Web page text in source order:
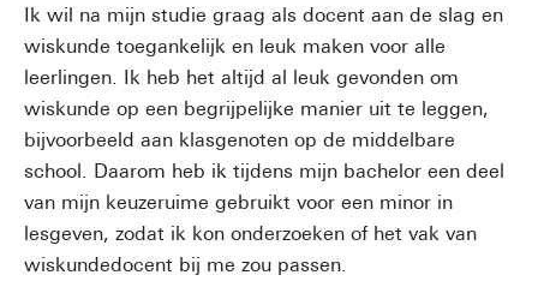
Ik wil na mijn studie graag als docent aan de slag en
wiskunde toegankelijk en leuk maken voor alle
leerlingen. Ik heb het altijd al leuk gevonden om
wiskunde op een begrijpelijke manier uit te leggen,
bijvoorbeeld aan klasgenoten op de middelbare
school. Daarom heb ik tijdens mijn bachelor een deel
van mijn keuzeruime gebruikt voor een minor in
lesgeven, zodat ik kon onderzoeken of het vak van
wiskundedocent bij me zou passen.